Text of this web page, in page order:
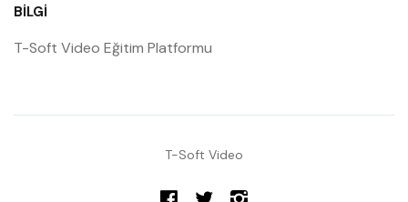
BILGI
T-Soft Video Eğitim Platformu
T-Soft Video